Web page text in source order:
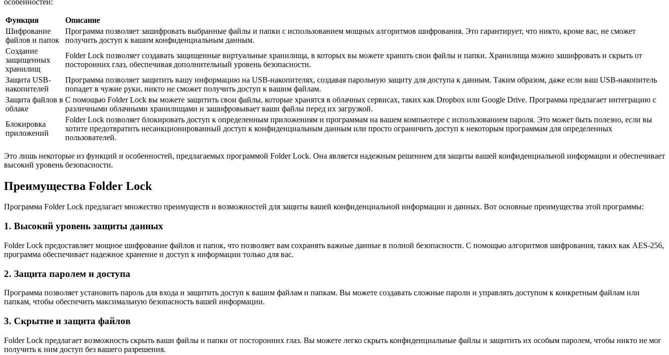
Функция
Описание
Шифрование
файлов и папок
Программа позволяет зашифровать выбранные файлы и папки с использованием мощных алгоритмов шифрования. Это гарантирует, что никто, кроме вас, не сможет
получить доступ к вашим конфиденциальным данным.
Создание
защищенных
хранилищ
Folder Lock позволяет создавать защищенные виртуальные хранилища, в которых вы можете хранить свои файлы и папки. Хранилища можно зашифровать и скрыть от
посторонних глаз, обеспечивая дополнительный уровень безопасности.
Защита USB-
накопителей
Программа позволяет защитить вашу информацию на USB-накопителях, создавая парольную защиту для доступа к данным. Таким образом, даже если ваш USB-накопитель
попадет в чужие руки, никто не сможет получить доступ к вашим файлам.
Защита файлов в
облаке
С помощью Folder Lock вы можете защитить свои файлы, которые хранятся в облачных сервисах, таких как Dropbox или Google Drive. Программа предлагает интеграцию с
различными облачными хранилищами и зашифровывает ваши файлы перед их загрузкой.
Блокировка
приложений
Folder Lock позволяет блокировать доступ к определенным приложениям и программам на вашем компьютере с использованием пароля. Это может быть полезно, если вы
хотите предотвратить несанкционированный доступ к конфиденциальным данным или просто ограничить доступ к некоторым программам для определенных
пользователей.
Это лишь некоторые из функций и особенностей, предлагаемых программой Folder Lock. Она является надежным решением для защиты вашей конфиденциальной информации и обеспечивает
высокий уровень безопасности.
Преимущества Folder Lock
Программа Folder Lock предлагает ​​множество преимуществ и возможностей для защиты вашей конфиденциальной информации и данных. Вот основные преимущества этой программы:
1. Высокий уровень защиты данных
Folder Lock предоставляет мощное шифрование файлов и папок, что позволяет вам сохранять важные данные в полной безопасности. С помощью алгоритмов шифрования, таких как AES-256,
программа обеспечивает надежное хранение и доступ к информации только для вас.
2. Защита паролем и доступа
Программа позволяет установить пароль для входа и защитить доступ к вашим файлам и папкам. Вы можете создавать сложные пароли и управлять доступом к конкретным файлам или
папкам, чтобы обеспечить максимальную безопасность вашей информации.
3. Скрытие и защита файлов
Folder Lock предлагает ​​возможность скрыть ваши файлы и папки от посторонних глаз. Вы можете легко скрыть конфиденциальные файлы и защитить их особым паролем, чтобы никто не мог
получить к ним доступ без вашего разрешения.